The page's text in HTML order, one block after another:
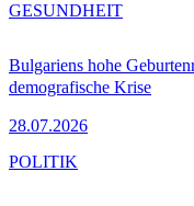
Bulgariens hohe
demografische Krise
28.07.2026
GESUNDHEIT
POLITIK